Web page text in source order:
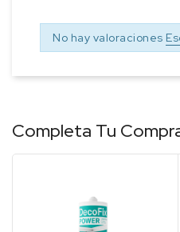
No hay valoraciones
Completa Tu